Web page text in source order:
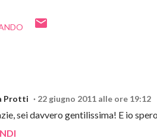
Protti 22 giugno 2011 alle ore 19:12
sei davvero gentilissima! E io